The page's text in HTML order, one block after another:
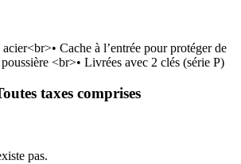
Cache à l’entrée pour protéger de
<br>• Livrées avec 2 clés (série P)
taxes comprises
pas.